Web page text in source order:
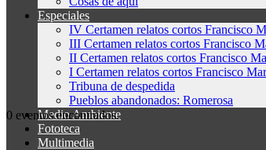
Especiales
IV Certamen relatos cortos Francisco
III Certamen relatos cortos Francisco
II Certamen relatos cortos Francisco
I Certamen relatos cortos Francisco
Tribuna de despedida
Pueblos abandonados: Romerosa
Medio Ambiente
Fototeca
Multimedia
0 eventos encontrados.